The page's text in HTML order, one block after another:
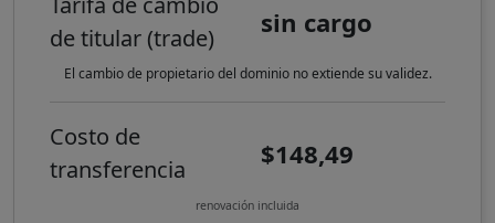
de titular (trade)
sin cargo
El cambio de propietario del dominio no extiende su validez.
Costo de
transferencia
$148,49
renovación incluida